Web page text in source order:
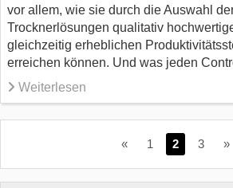
vor allem, wie sie durch die Auswahl
Trocknerlösungen qualitativ
gleichzeitig erheblichen
erreichen können. Und was jeden
Weiterlesen
« 1 2 3 »